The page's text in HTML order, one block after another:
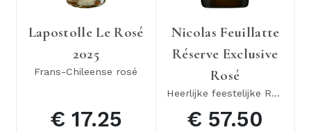
Lapostolle Le Rosé
2025
Frans-Chileense rosé
€ 17.25
Nicolas Feuillatte
Réserve Exclusive
Rosé
Heerlijke feestelijke Rosé Champagne
€ 57.50